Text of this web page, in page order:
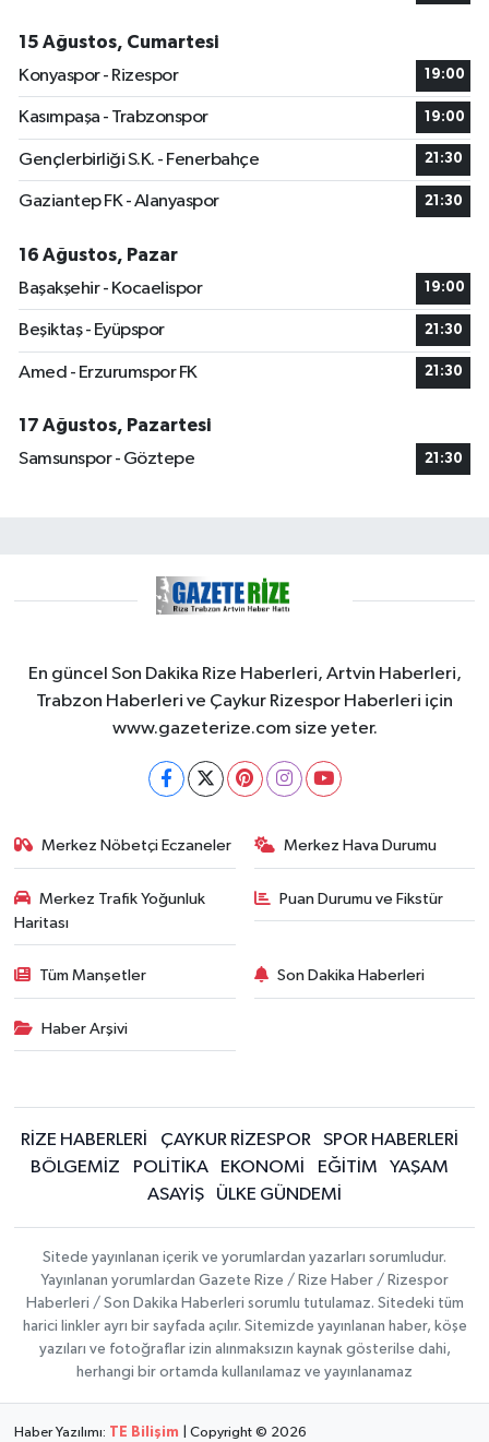
15 Ağustos, Cumartesi
Konyaspor - Rizespor
19:00
Kasımpaşa - Trabzonspor 19:00
Gençlerbirliği S.K. - Fenerbahçe 21:30
Gaziantep FK - Alanyaspor 21:30
16 Ağustos, Pazar
Başakşehir - Kocaelispor
19:00
Beşiktaş - Eyüpspor 21:30
Amed - Erzurumspor FK 21:30
17 Ağustos, Pazartesi
Samsunspor - Göztepe
21:30
En güncel Son Dakika Rize Haberleri, Artvin Haberleri,
Trabzon Haberleri ve Çaykur Rizespor Haberleri için
www.gazeterize.com size yeter.
Merkez Nöbetçi Eczaneler Merkez Hava Durumu
Merkez Trafik Yoğunluk
Haritası
Puan Durumu ve Fikstür
Tüm Manşetler Son Dakika Haberleri
Haber Arşivi
RİZE HABERLERİ ÇAYKUR RİZESPOR
SPOR HABERLERİ
BÖLGEMİZ
POLİTİKA EKONOMİ EĞİTİM
YAŞAM
ASAYİŞ
ÜLKE GÜNDEMİ
Sitede yayınlanan içerik ve yorumlardan yazarları sorumludur.
Yayınlanan yorumlardan Gazete Rize / Rize Haber / Rizespor
Haberleri / Son Dakika Haberleri sorumlu tutulamaz. Sitedeki tüm
harici linkler ayrı bir sayfada açılır. Sitemizde yayınlanan haber, köşe
yazıları ve fotoğraflar izin alınmaksızın kaynak gösterilse dahi,
herhangi bir ortamda kullanılamaz ve yayınlanamaz
Haber Yazılımı: TE Bilişim | Copyright © 2026